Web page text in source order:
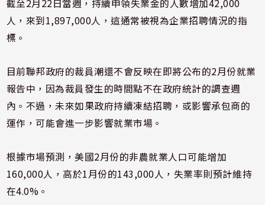
截至2月22日當週，持續申領失業金的人數增加42,000
人，來到1,897,000人，這通常被視為企業招聘情況的指
標。
目前聯邦政府的裁員潮還不會反映在即將公布的2月份就業
報告中，因為裁員發生的時間點不在政府統計的調查週
內。不過，未來如果政府持續凍結招聘，或影響承包商的
運作，可能會進一步影響就業市場。
根據市場預測，美國2月份的非農就業人口可能增加
160,000人，高於1月份的143,000人，失業率則預計維持
在4.0%。